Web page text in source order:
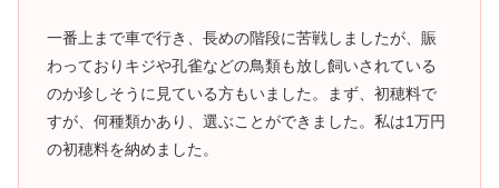
一番上まで車で行き、長めの階段に苦戦しましたが、賑
わっておりキジや孔雀などの鳥類も放し飼いされている
のか珍しそうに見ている方もいました。まず、初穂料で
すが、何種類かあり、選ぶことができました。私は1万円
の初穂料を納めました。